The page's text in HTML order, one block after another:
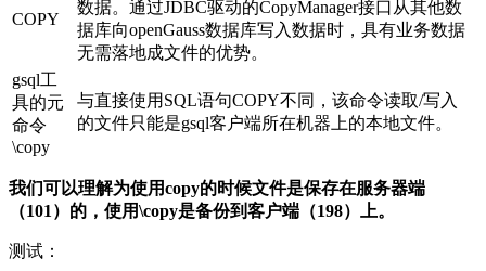
COPY
数据。通过JDBC驱动的CopyManager接口从其他数
据库向openGauss数据库写入数据时，具有业务数据
无需落地成文件的优势。
gsql工
具的元
命令
\copy
与直接使用SQL语句COPY不同，该命令读取/写入
的文件只能是gsql客户端所在机器上的本地文件。
我们可以理解为使用copy的时候文件是保存在服务器端
（101）的，使用\copy是备份到客户端（198）上。
测试：